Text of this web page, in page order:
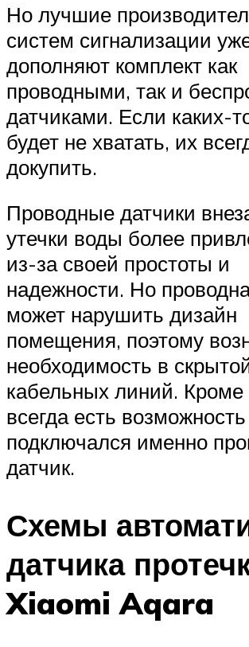
Но лучшие
систем сигнализации
дополняют комплект как
проводными, так и
датчиками. Если каких-
будет не хватать, их
докупить.
Проводные датчики
утечки воды более
из-за своей простоты и
надежности. Но
может нарушить дизайн
помещения, поэтому
необходимость в
кабельных линий. Кроме
всегда есть
подключался именно
датчик.
Схемы
датчика
Xiaomi Aqara